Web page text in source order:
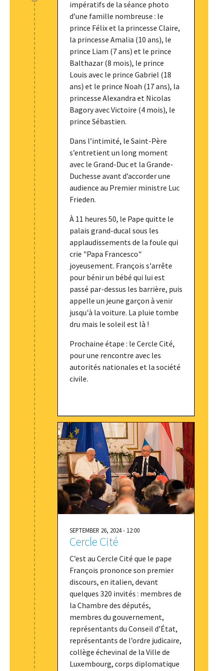
impératifs de la séance photo
d’une famille nombreuse : le
prince Félix et la princesse Claire,
la princesse Amalia (10 ans), le
prince Liam (7 ans) et le prince
Balthazar (8 mois), le prince
Louis avec le prince Gabriel (18
ans) et le prince Noah (17 ans), la
princesse Alexandra et Nicolas
Bagory avec Victoire (4 mois), le
prince Sébastien.
Dans l’intimité, le Saint-Père
s’entretient un long moment
avec le Grand-Duc et la Grande-
Duchesse avant d’accorder une
audience au Premier ministre Luc
Frieden.
À 11 heures 50, le Pape quitte le
palais grand-ducal sous les
applaudissements de la foule qui
crie "Papa Francesco"
joyeusement. François s'arrête
pour bénir un bébé qui lui est
passé par-dessus les barrière, puis
appelle un jeune garçon à venir
jusqu'à la voiture. La pluie tombe
dru mais le soleil est là !
Prochaine étape : le Cercle Cité,
pour une rencontre avec les
autorités nationales et la société
civile.
SEPTEMBER 26, 2024 - 12:00
Cercle Cité
C’est au Cercle Cité que le pape
François prononce son premier
discours, en italien, devant
quelques 320 invités : membres de
la Chambre des députés,
membres du gouvernement,
représentants du Conseil d’État,
représentants de l’ordre judicaire,
collège échevinal de la Ville de
Luxembourg, corps diplomatique